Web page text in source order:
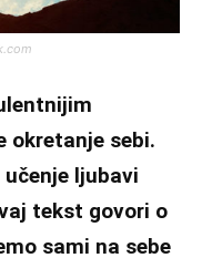
okretanje sebi.
ljubavi
tekst govori o
sami na sebe